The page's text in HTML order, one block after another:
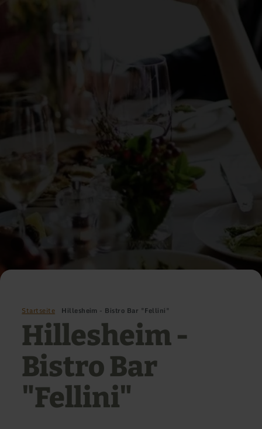
Startseite Hillesheim - Bistro Bar "Fellini"
Hillesheim -
Bistro Bar
"Fellini"